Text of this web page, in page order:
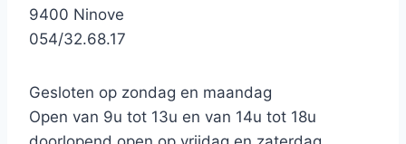
9400 Ninove
054/32.68.17
Gesloten op zondag en maandag
Open van 9u tot 13u en van 14u tot 18u